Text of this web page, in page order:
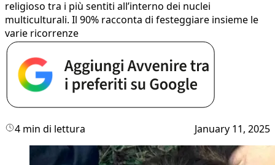
religioso tra i più sentiti all’interno dei nuclei
multiculturali. Il 90% racconta di festeggiare insieme le
varie ricorrenze
4 min di lettura January 11, 2025